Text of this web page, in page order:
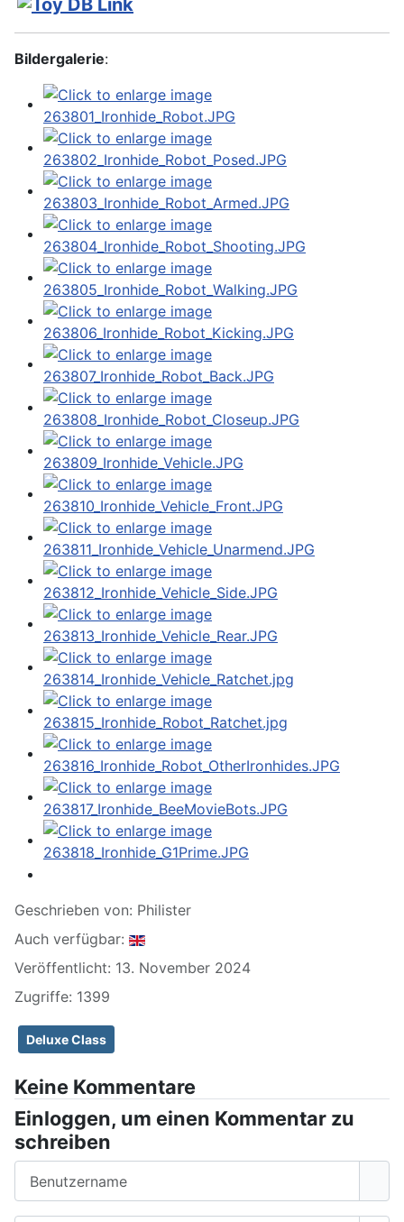
Bildergalerie:
Geschrieben von: Philister
Auch verfügbar:
Veröffentlicht: 13. November 2024
Zugriffe: 1399
Deluxe Class
Keine Kommentare
Einloggen, um einen Kommentar zu
schreiben